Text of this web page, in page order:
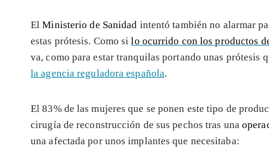
ElMinisterio de Sanidad intentó también no alarmar
estas prótesis. Como silo ocurrido con los productos
va, como para estar tranquilas portando unas prótesis
la agencia reguladora española.
El 83% de las mujeres que se ponen este tipo de
cirugía de reconstrucción de sus pechos tras una
una afectada por unos implantes que necesitaba: